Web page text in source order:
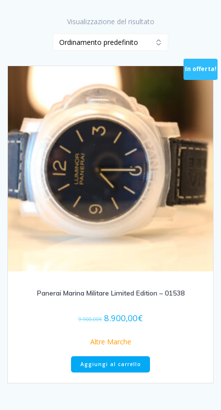
Visualizzazione del risultato
In offerta!
Panerai Marina Militare Limited Edition – 01538
9.900,00€ Il
originale
9.900,00€.
8.900,00€Il
8.900,00€.
Altre Marche
Aggiungi al carrello